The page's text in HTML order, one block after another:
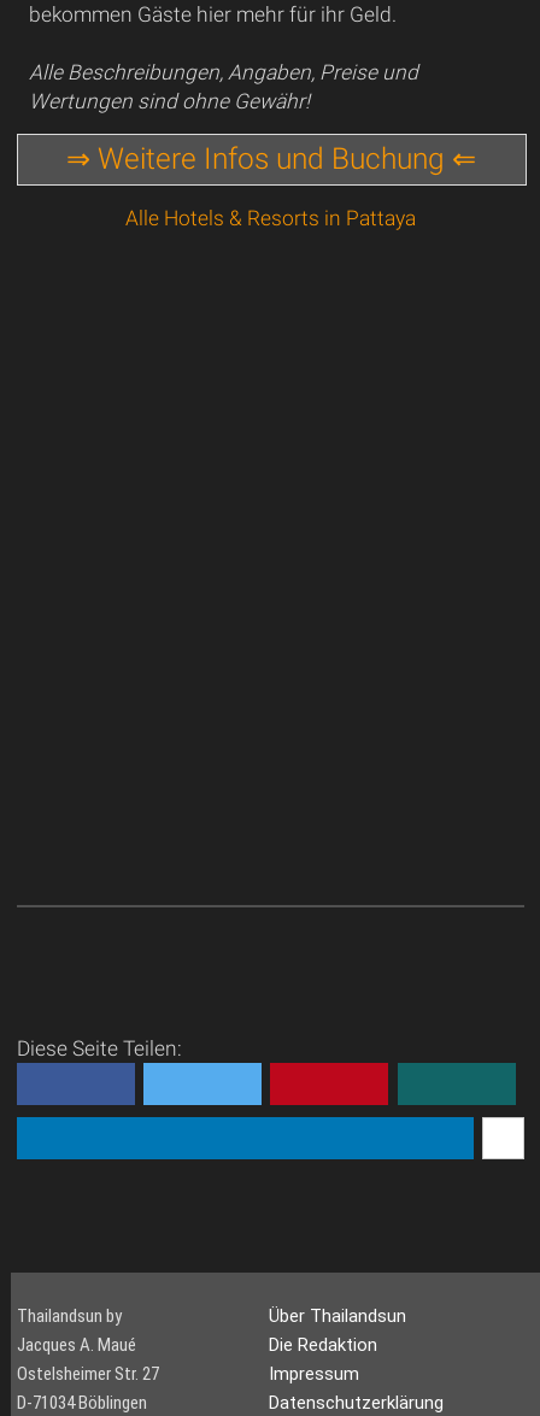
bekommen Gäste hier mehr für ihr Geld.
Alle Beschreibungen, Angaben, Preise und
Wertungen sind ohne Gewähr!
⇒ Weitere Infos und Buchung ⇐
Alle Hotels & Resorts in Pattaya
Diese Seite Teilen:
Thailandsun by
Jacques A. Maué
Ostelsheimer Str. 27
D-71034 Böblingen
Über Thailandsun
Die Redaktion
Impressum
Datenschutzerklärung